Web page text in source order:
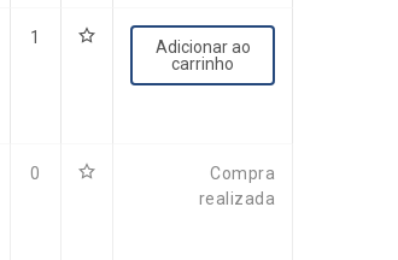
1
Adicionar ao
carrinho
0
Compra
realizada